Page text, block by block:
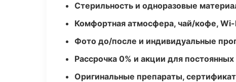
Стерильность и одноразовые
Комфортная атмосфера, чай/кофе, Wi-
Фото до/после и индивидуальные
Рассрочка 0% и акции для
Оригинальные препараты,